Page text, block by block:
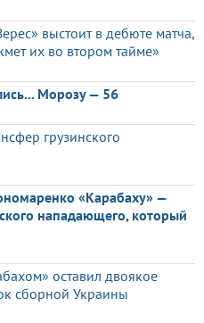
выстоит в дебюте матча,
их во втором тайме»
Морозу — 56
грузинского
«Карабаху» —
нападающего, который
оставил двоякое
сборной Украины